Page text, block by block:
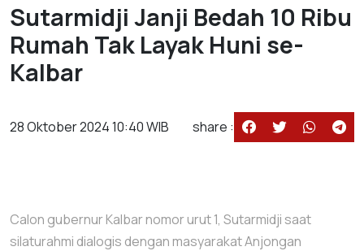
Sutarmidji Janji Bedah 10 Ribu
Rumah Tak Layak Huni se-
Kalbar
28 Oktober 2024 10:40 WIB share :
Calon gubernur Kalbar nomor urut 1, Sutarmidji saat
silaturahmi dialogis dengan masyarakat Anjongan